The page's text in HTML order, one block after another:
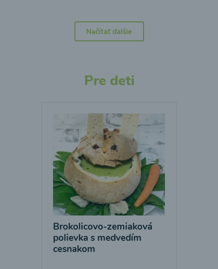
Načítať ďalšie
Pre deti
Brokolicovo-zemiaková
polievka s medvedím
cesnakom